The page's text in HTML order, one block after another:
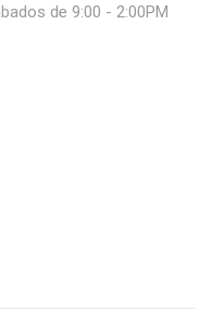
de 9:00 - 2:00PM